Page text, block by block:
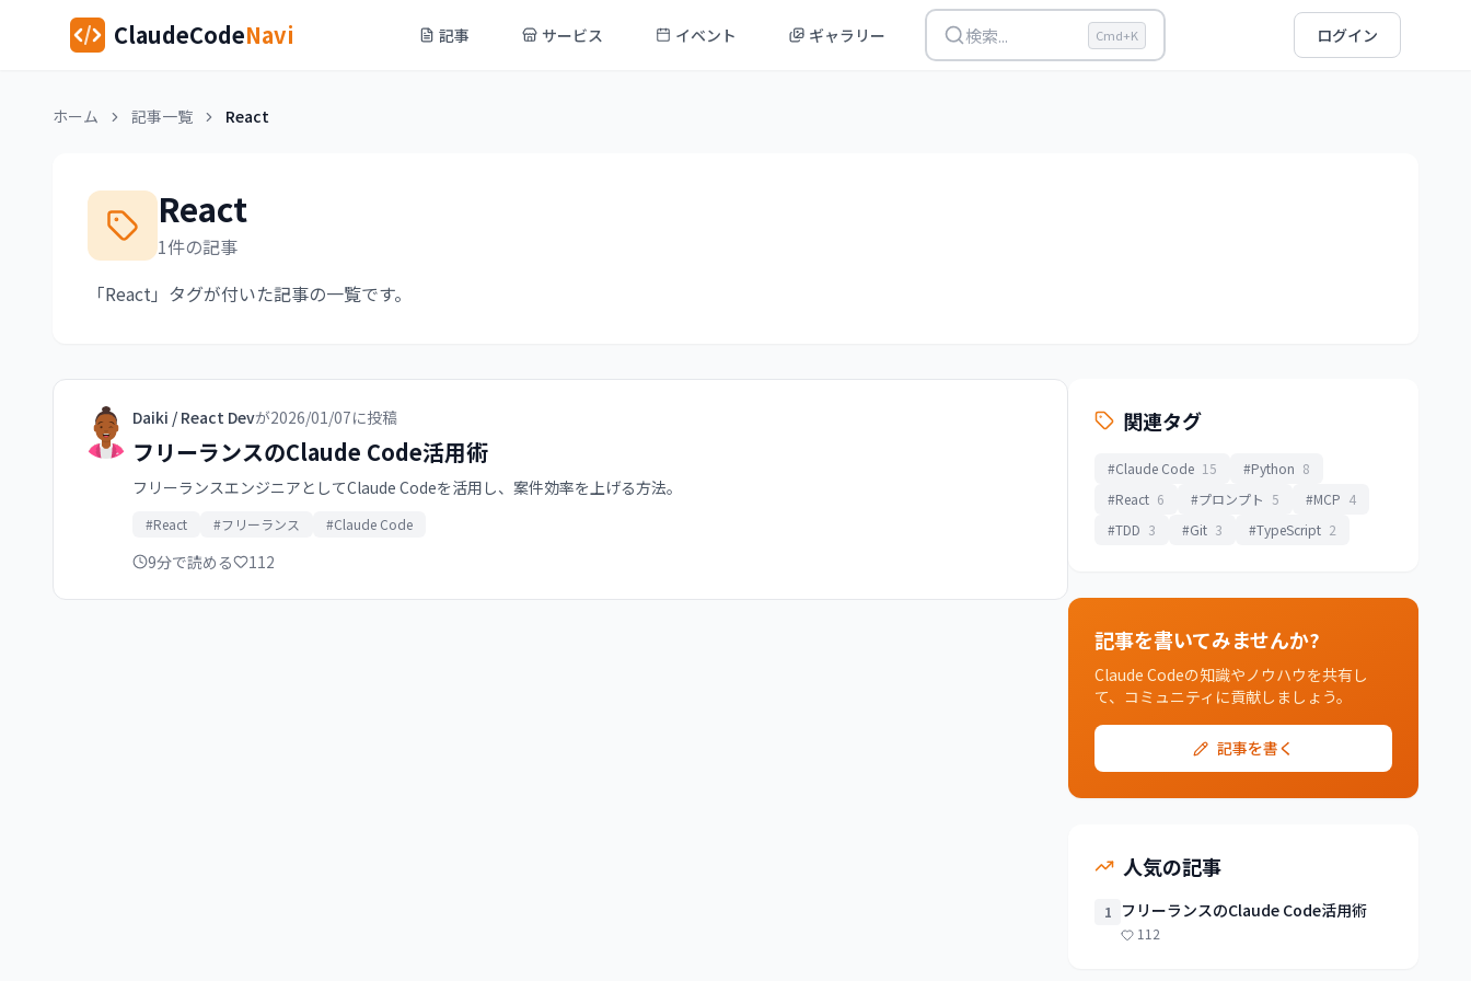
ClaudeCodeNavi 記事 サービス イベント ギャラリー 検索... Cmd+K ログイン
ホーム 記事一覧 React
React
1件の記事
「React」タグが付いた記事の一覧です。
Daiki / React Devが2026/01/07に投稿
フリーランスのClaude Code活用術
フリーランスエンジニアとしてClaude Codeを活用し、案件効率を上げる方法。
#React #フリーランス #Claude Code
9分で読める 112
関連タグ
#Claude Code 15 #Python 8
#React 6 #プロンプト 5 #MCP 4
#TDD 3 #Git 3 #TypeScript 2
記事を書いてみませんか?
Claude Codeの知識やノウハウを共有し
て、コミュニティに貢献しましょう。
記事を書く
人気の記事
1 フリーランスのClaude Code活用術
112